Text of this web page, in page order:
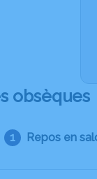
obsèques
Repos en